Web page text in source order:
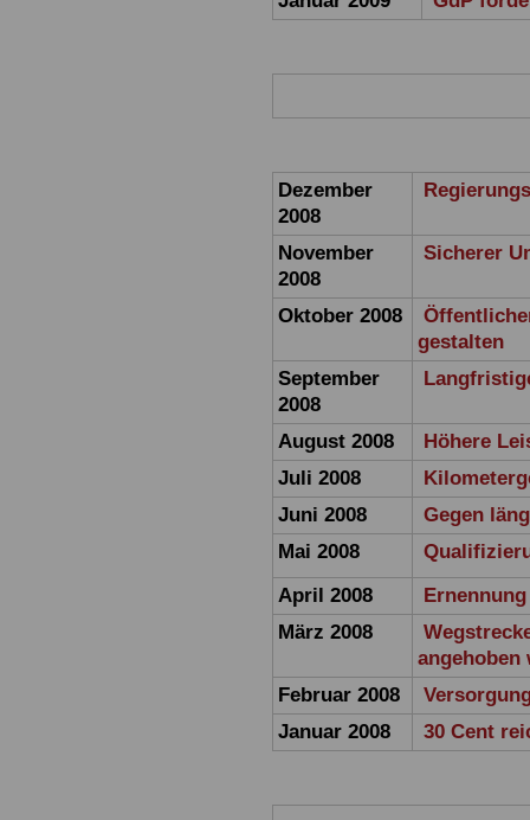
Dezember
2008
November
2008
Sicherer
Oktober 2008
gestalten
September
2008
August 2008
Höhere
Juli 2008
Juni 2008
Gegen
Mai 2008
April 2008
März 2008
angehoben
Februar 2008
Januar 2008
30 Cent